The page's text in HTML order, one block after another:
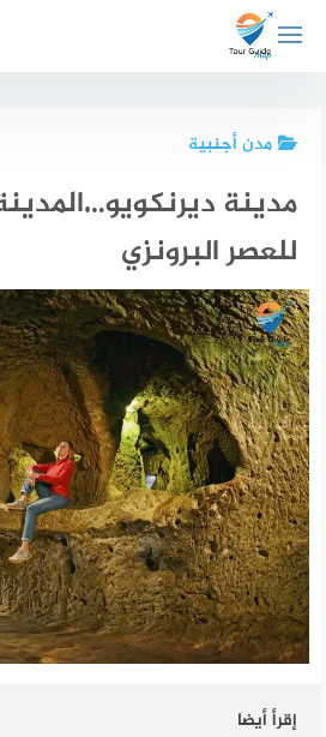
المحتوى
مدن أجنبية
مدينة
للعصر البرونزي
إقرأ أيضا